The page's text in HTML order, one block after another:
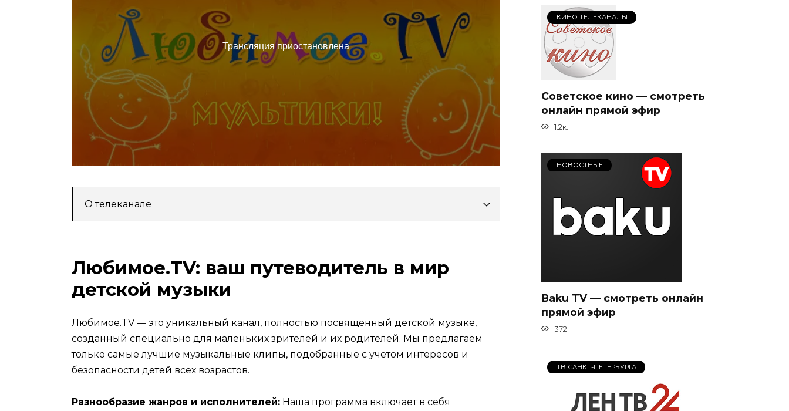
О телеканале
Любимое.TV: ваш путеводитель в мир
детской музыки
Любимое.TV — это уникальный канал, полностью посвященный детской музыке,
созданный специально для маленьких зрителей и их родителей. Мы предлагаем
только самые лучшие музыкальные клипы, подобранные с учетом интересов и
безопасности детей всех возрастов.
Разнообразие жанров и исполнителей: Наша программа включает в себя
КИНО ТЕЛЕКАНАЛЫ
Советское кино — смотреть
онлайн прямой эфир
1.2к.
НОВОСТНЫЕ
Baku TV — смотреть онлайн
прямой эфир
372
ТВ САНКТ-ПЕТЕРБУРГА